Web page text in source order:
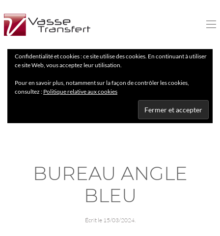
Confidentialité et cookies : ce site utilise des cookies. En continuant à utiliser
ce site Web, vous acceptez leur utilisation.
Pour en savoir plus, notamment sur la façon de contrôler les cookies,
consultez : Politique relative aux cookies
BUREAU ANGLE
BLEU
Écrit le 15/03/2024.